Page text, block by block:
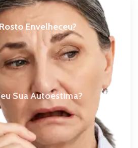
Envelheceu?
Sua Autoestima?